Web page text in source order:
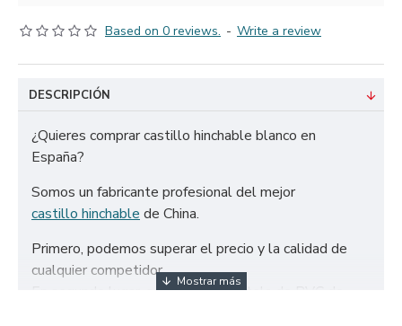
Based on 0 reviews. - Write a review
DESCRIPCIÓN
¿Quieres comprar castillo hinchable blanco en
España?
Somos un fabricante profesional del mejor
castillo hinchable de China.
Primero, podemos superar el precio y la calidad de
cualquier competidor.
En segundo lugar, solo utilizamos tela de PVC de